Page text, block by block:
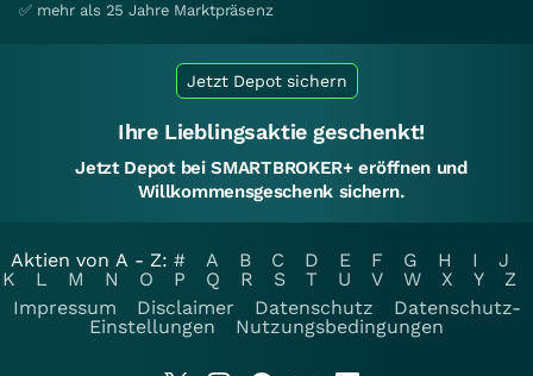
✅ mehr als 25 Jahre Marktpräsenz
Jetzt Depot sichern
Ihre Lieblingsaktie geschenkt!
Jetzt Depot bei SMARTBROKER+ eröffnen und
Willkommensgeschenk sichern.
Aktien von A - Z: # A B C D E F G H I
J
K
L M N O P Q R S T U V W X Y
Z
Impressum
Disclaimer Datenschutz
Datenschutz-
Einstellungen
Nutzungsbedingungen